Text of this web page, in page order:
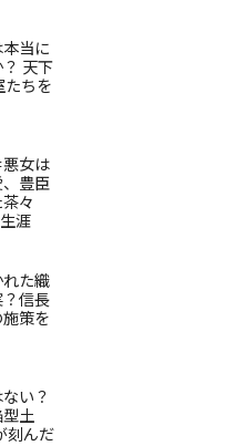
本当に
？ 天下
たちを
悪女は
豊臣
々
涯
れた織
信長
策を
い？
土
刻んだ